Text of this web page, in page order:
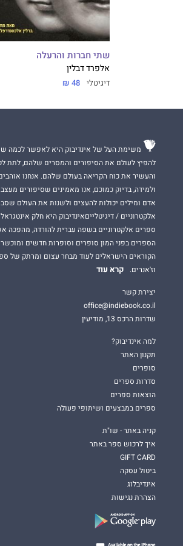
שתי חברות והרעלה
אלפרד דבלין
דיגיטלי 48 ₪
משימת העל של אינדיבוק היא לאפשר לכמה
להפיץ לעולם את הסיפורים והמסרים שלהם, לתת
והעשיר את כוח הקריאה בעולם שלהם. אנחנו
ולמידה, בדיוק כמוכם, אנו מאמינים שסיפורים
אדם ומילים יכולות להעצים ולשנות את העולם
אלקטרוניים / דיגיטלייםאינדיבוק היא חלק
ספרים אלקטרוניים בשפה עברית להורדה,
הספרים בפני המון סופרים וסופרות חדשים
הקוראים הישראלים לעוד מבחר עצום ומרתק של
וז'אנרים.
קרא עוד
יצירת קשר
office@indiebook.co.il
שדרות הרכס 13, מודיעין
למה אינדיבוק?
תקנון האתר
סופרים
סדרות ספרים
הוצאות ספרים
ספרים במבצעים ושיתופי פעולה
קניה באתר - שו"ת
איך לרכוש ספר באתר
GIFT CARD
ביטול עסקה
אינדיבלוג
הצהרת נגישות